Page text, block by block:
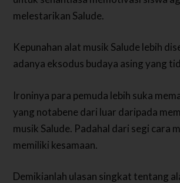
melestarikan Salude.
Kepunahan alat musik Salude lebih
adanya eksodus budaya asing yang
Ironinya para pemuda lebih suka
yang notabene dari luar daripada
musik Salude. Padahal dari segi cara
memiliki kesamaan.
Demikianlah ulasan singkat tentang